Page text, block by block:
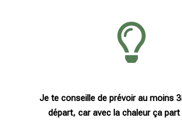

Je te conseille de prévoir au moins
départ, car avec la chaleur ça